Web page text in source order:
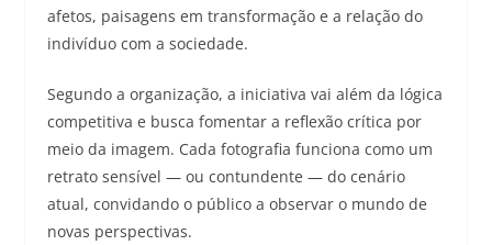
afetos, paisagens em transformação e a relação do
indivíduo com a sociedade.
Segundo a organização, a iniciativa vai além da lógica
competitiva e busca fomentar a reflexão crítica por
meio da imagem. Cada fotografia funciona como um
retrato sensível — ou contundente — do cenário
atual, convidando o público a observar o mundo de
novas perspectivas.